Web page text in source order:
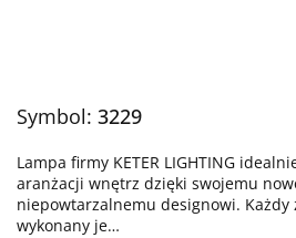
Symbol: 3229
Lampa firmy KETER LIGHTING
aranżacji wnętrz dzięki swojemu
niepowtarzalnemu designowi.
wykonany je…